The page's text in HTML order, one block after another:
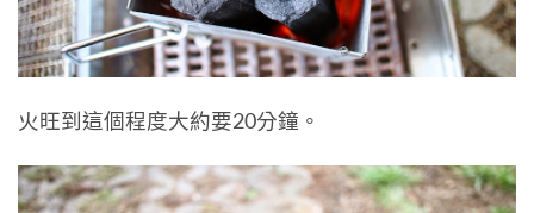
火旺到這個程度大約要20分鐘。